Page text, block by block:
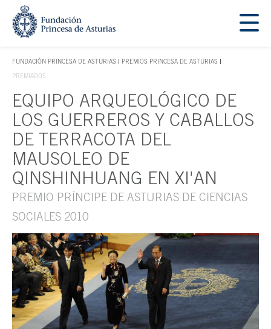
Saltar navegación. Ir directamente al contenido principal
FUNDACIÓN PRINCESA DE ASTURIAS
TECLA DE ACCESO 1
PREMIOS PRINCESA DE ASTURIAS
PREMIADOS
Contenido principal
EQUIPO ARQUEOLÓGICO DE
LOS GUERREROS Y CABALLOS
DE TERRACOTA DEL
MAUSOLEO DE
QINSHINHUANG EN XI'AN
PREMIO PRÍNCIPE DE ASTURIAS DE CIENCIAS
SOCIALES 2010